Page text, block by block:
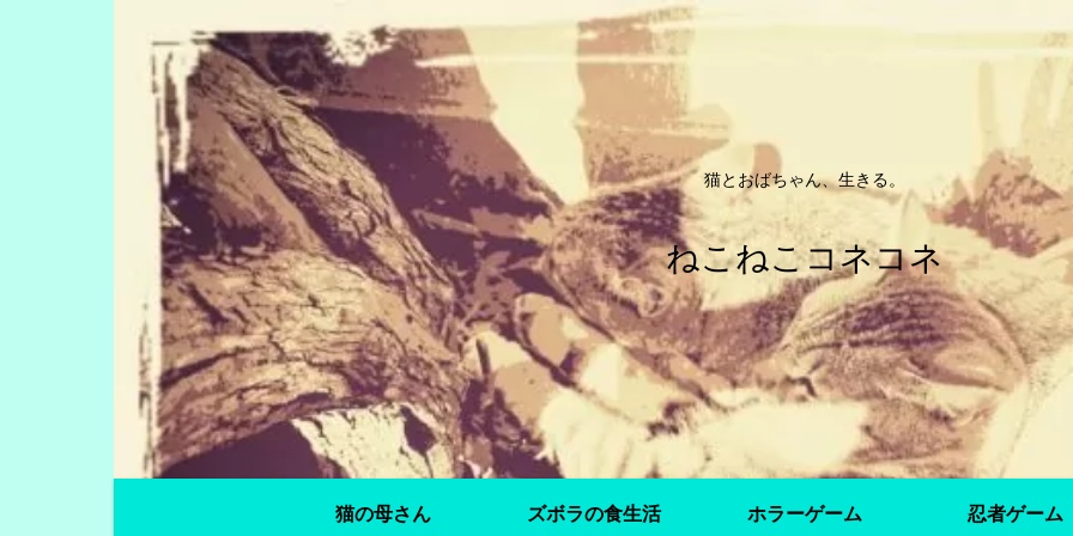
猫とおばちゃん、生きる。
ねこねこコネコネ
猫の母さん ズボラの食生活 ホラーゲーム 忍者ゲーム